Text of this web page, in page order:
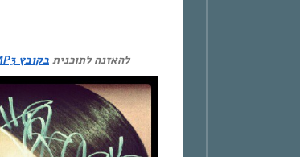
להאזנה לתוכנית בקובץ MP3